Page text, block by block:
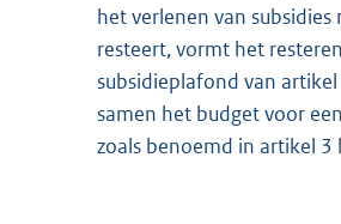
het verlenen van subsidies
resteert, vormt het
subsidieplafond van
samen het budget voor
zoals benoemd in artikel 3